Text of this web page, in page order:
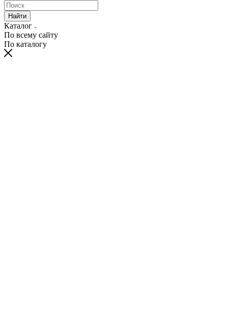
Найти
Каталог
По всему сайту
По каталогу